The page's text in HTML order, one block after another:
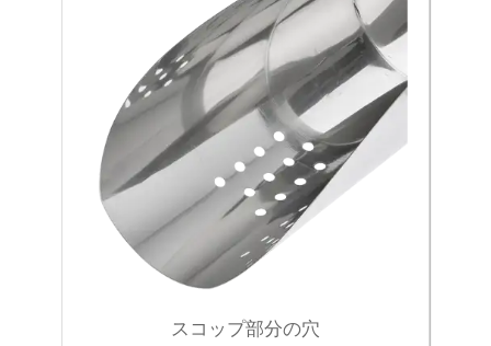
スコップ部分の穴